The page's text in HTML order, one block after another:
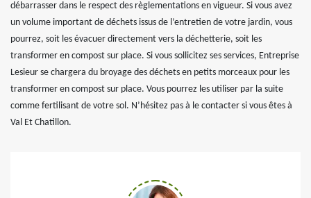
débarrasser dans le respect des règlementations en vigueur. Si vous avez
un volume important de déchets issus de l’entretien de votre jardin, vous
pourrez, soit les évacuer directement vers la déchetterie, soit les
transformer en compost sur place. Si vous sollicitez ses services, Entreprise
Lesieur se chargera du broyage des déchets en petits morceaux pour les
transformer en compost sur place. Vous pourrez les utiliser par la suite
comme fertilisant de votre sol. N’hésitez pas à le contacter si vous êtes à
Val Et Chatillon.